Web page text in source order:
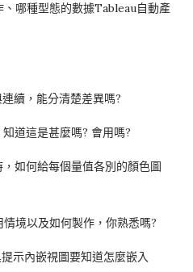
哪種型態的數據Tableau自動產
續，能分清楚差異嗎?
道這是甚麼嗎? 會用嗎?
如何給每個量值各別的顏色圖
境以及如何製作，你熟悉嗎?
示內嵌視圖要知道怎麼嵌入